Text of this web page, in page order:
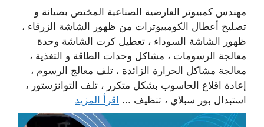
مهندس كمبيوتر العارضية الصناعية المختص بصيانة و
تصليح أعطال الكومبيوترات من ظهور الشاشة الزرقاء ،
ظهور الشاشة السوداء ، تعطيل كرت الشاشة وحدة
معالجة الرسومات ، مشاكل وحدات الطاقة و التغذية ،
معالجة مشاكل الحرارة الزائدة ، تلف معالج الرسوم ،
إعادة اقلاع الحاسوب بشكل متكرر ، تلف التوانزستور ،
استبدال بور سبلاي ، تنظيف ... اقرأ المزيد